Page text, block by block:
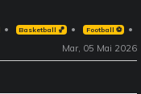
Basketball 🏀 Football ⚽️
Mar, 05 Mai 2026